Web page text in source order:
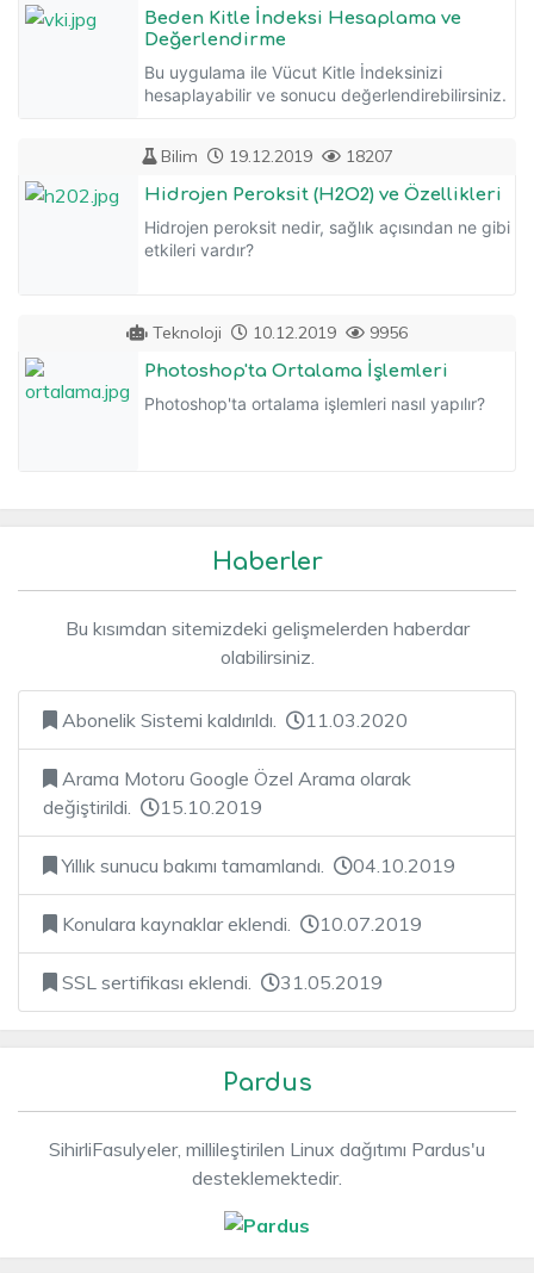
Beden Kitle İndeksi Hesaplama ve
Değerlendirme
Bu uygulama ile Vücut Kitle İndeksinizi
hesaplayabilir ve sonucu değerlendirebilirsiniz.
Bilim 19.12.2019 18207
Hidrojen Peroksit (H2O2) ve Özellikleri
Hidrojen peroksit nedir, sağlık açısından ne gibi
etkileri vardır?
Teknoloji 10.12.2019 9956
Photoshop'ta Ortalama İşlemleri
Photoshop'ta ortalama işlemleri nasıl yapılır?
Haberler
Bu kısımdan sitemizdeki gelişmelerden haberdar
olabilirsiniz.
Abonelik Sistemi kaldırıldı. 11.03.2020
Arama Motoru Google Özel Arama olarak
değiştirildi.
15.10.2019
Yıllık sunucu bakımı tamamlandı. 04.10.2019
Konulara kaynaklar eklendi. 10.07.2019
SSL sertifikası eklendi. 31.05.2019
Pardus
SihirliFasulyeler, millileştirilen Linux dağıtımı Pardus'u
desteklemektedir.